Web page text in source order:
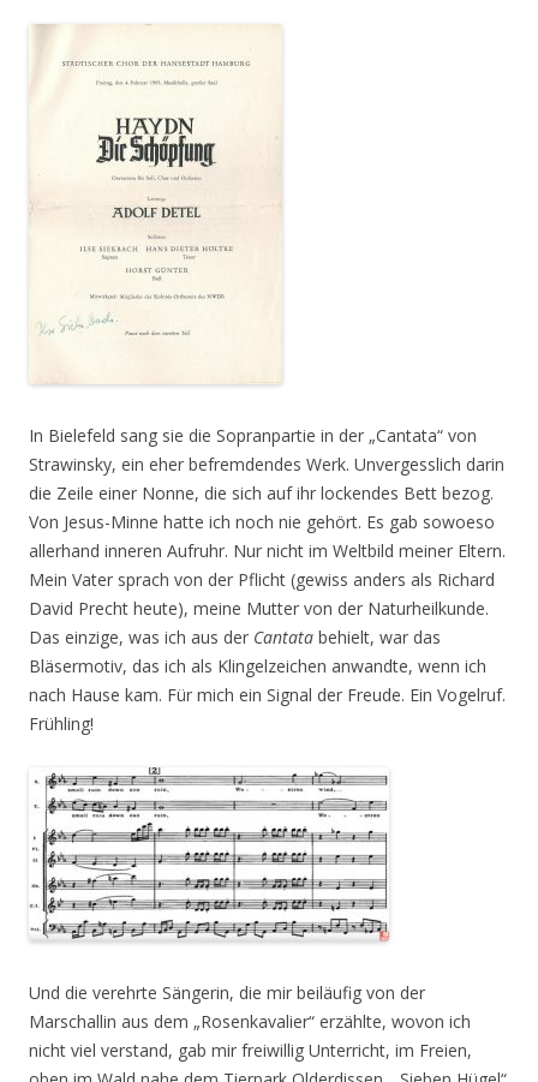
In Bielefeld sang sie die Sopranpartie in der „Cantata“ von
Strawinsky, ein eher befremdendes Werk. Unvergesslich darin
die Zeile einer Nonne, die sich auf ihr lockendes Bett bezog.
Von Jesus-Minne hatte ich noch nie gehört. Es gab sowoeso
allerhand inneren Aufruhr. Nur nicht im Weltbild meiner Eltern.
Mein Vater sprach von der Pflicht (gewiss anders als Richard
David Precht heute), meine Mutter von der Naturheilkunde.
Das einzige, was ich aus der Cantata behielt, war das
Bläsermotiv, das ich als Klingelzeichen anwandte, wenn ich
nach Hause kam. Für mich ein Signal der Freude. Ein Vogelruf.
Frühling!
Und die verehrte Sängerin, die mir beiläufig von der
Marschallin aus dem „Rosenkavalier“ erzählte, wovon ich
nicht viel verstand, gab mir freiwillig Unterricht, im Freien,